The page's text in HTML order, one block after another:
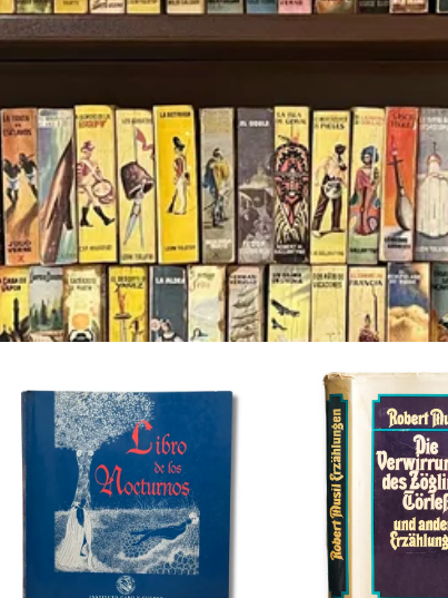
Bienvenidos a
Somos una librería virtual fundada en Cali,
originales nuevos y usados, ediciones antiguas
los géneros en español y en otros